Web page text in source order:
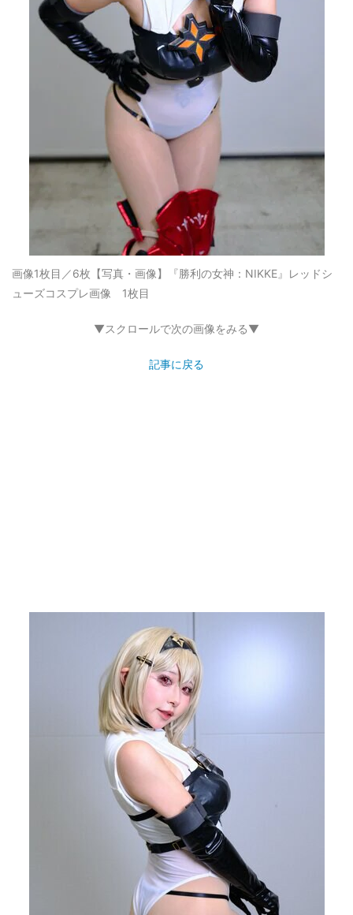
画像1枚目／6枚 【写真・画像】『勝利の女神：NIKKE』レッドシ
ューズコスプレ画像 1枚目
▼スクロールで次の画像をみる▼
記事に戻る